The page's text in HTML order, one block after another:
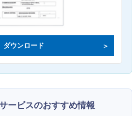
ダウンロード
ービスのおすすめ情報